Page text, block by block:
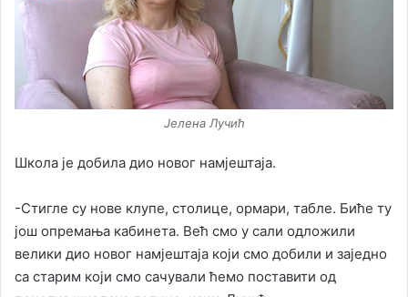
Јелена Лучић
Школа је добила дио новог намјештаја.
-Стигле су нове клупе, столице, ормари, табле. Биће ту
још опремања кабинета. Већ смо у сали одложили
велики дио новог намјештаја који смо добили и заједно
са старим који смо сачували ћемо поставити од